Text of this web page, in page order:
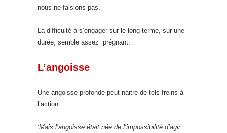
nous ne faisions pas.
La difficulté à s’engager sur le long terme, sur une
durée, semble assez prégnant.
L’angoisse
Une angoisse profonde peut naitre de tels freins à
l’action.
‘Mais l’angoisse était née de l’impossibilité d’agir.